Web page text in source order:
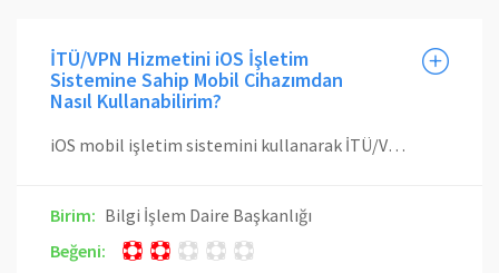
İTÜ/VPN Hizmetini iOS İşletim
Sistemine Sahip Mobil Cihazımdan
Nasıl Kullanabilirim?
iOS mobil işletim sistemini kullanarak İTÜ/VPN hizmetinden yararlanmak için kullanıcı tipine göre aşağıdaki dokümanlardan uygun olanı takip edilmeli veya buradaki videodaki adımlar uygulanmalıdır. Akademik VPN Kurulumu İdari VPN Kurulumu Öğrenci VPN Kurulumu
Birim: Bilgi İşlem Daire Başkanlığı
Beğeni: